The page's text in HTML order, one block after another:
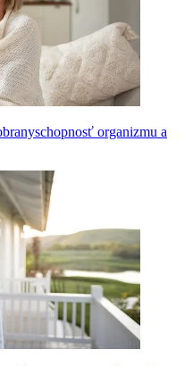
organizmu a